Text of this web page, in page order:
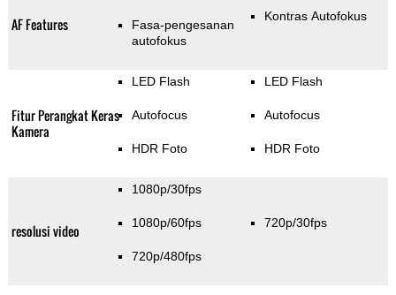
AF Features
Fasa-pengesanan
autofokus
Kontras Autofokus
Fitur Perangkat Keras
Kamera
LED Flash
Autofocus
HDR Foto
LED Flash
Autofocus
HDR Foto
resolusi video
1080p/30fps
1080p/60fps
720p/480fps
720p/30fps